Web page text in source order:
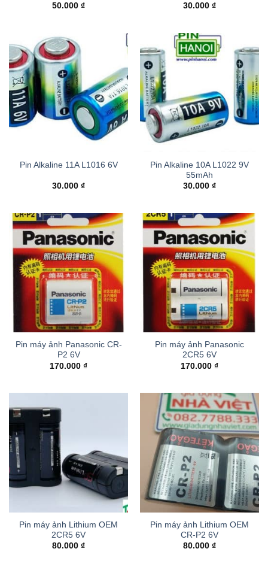
50.000 ₫ 30.000 ₫
Pin Alkaline 11A L1016 6V
30.000 ₫
Pin Alkaline 10A L1022 9V
55mAh
30.000 ₫
Pin máy ảnh Panasonic CR-
P2 6V
170.000 ₫
Pin máy ảnh Panasonic
2CR5 6V
170.000 ₫
Pin máy ảnh Lithium OEM
2CR5 6V
80.000 ₫
Pin máy ảnh Lithium OEM
CR-P2 6V
80.000 ₫